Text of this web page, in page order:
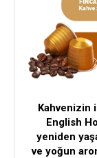
Kahvenizin
English
yeniden
ve yoğun